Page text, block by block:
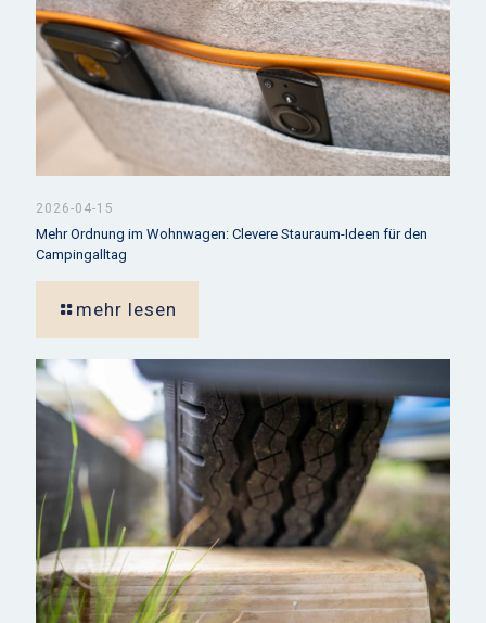
2026-04-15
Mehr Ordnung im Wohnwagen: Clevere Stauraum-Ideen für den
Campingalltag
mehr lesen